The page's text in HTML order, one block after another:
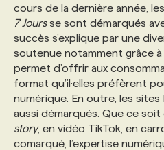
cours de la dernière année,
7 Joursse sont démarqués
succès s’explique par une
soutenue notamment grâce
permet d’offrir aux
format qu’il·elles préfèrent
numérique. En outre, les
aussi démarqués. Que ce soit
story, en vidéo TikTok, en
comarqué, l’expertise